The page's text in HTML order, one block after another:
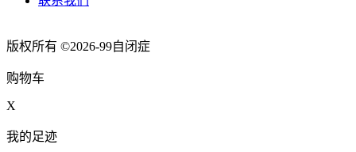
版权所有 ©2026-99自闭症
购物车
X
我的足迹